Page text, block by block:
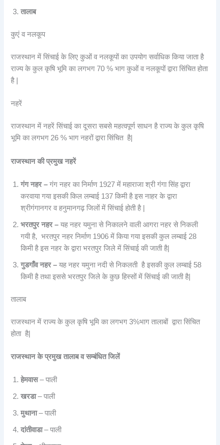
तालाब
कुएं व नलकूप
राजस्थान में सिंचाई के लिए कुओं व नलकूपों का उपयोग सर्वाधिक किया जाता है
राज्य के कुल कृषि भूमि का लगभग 70 % भाग कुओं व नलकूपों द्वारा सिंचित होता
है |
नहरें
राजस्थान में नहरें सिंचाई का दूसरा सबसे महत्वपूर्ण साधन है राज्य के कुल कृषि
भूमि का लगभग 26 % भाग नहरों द्वारा सिंचित है|
राजस्थान की प्रमुख नहरें
गंग नहर – गंग नहर का निर्माण 1927 में महाराजा श्री गंगा सिंह द्वारा
करवाया गया इसकी किल लम्बाई 137 किमी है इस नाहर के द्वारा
श्रीगंगानगर व हनुमानगढ़ जिलों में सिंचाई होती है |
भरतपुर नहर – यह नहर यमुना से निकालने वाली आगरा नहर से निकली
गयी है, भरतपुर नहर निर्माण 1906 में किया गया इसकी कुल लम्बाई 28
किमी है इस नहर के द्वारा भरतपुर जिले में सिंचाई की जाती है|
गुडगाँव नहर – यह नहर यमुना नदी से निकलती है इसकी कुल लम्बाई 58
किमी है तथा इससे भरतपुर जिले के कुछ हिस्सों में सिंचाई की जाती है|
तालाब
राजस्थान में राज्य के कुल कृषि भूमि का लगभग 3%भाग तालाबों द्वारा सिंचित
होता है|
राजस्थान के प्रमुख तालाब व सम्बंधित जिलें
हेमवास– पाली
खरडा– पाली
मुथाना– पाली
दांतीवाडा– पाली